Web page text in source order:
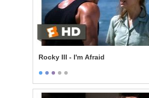
Rocky III - I'm Afraid